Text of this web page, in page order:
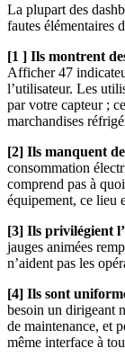
La plupart des
fautes élémentaires
[1 ] Ils montrent
Afficher 47
l’utilisateur. Les
par votre capteur ;
marchandises
[2] Ils manquent
consommation
comprend pas à
équipement, ce lieu
[3] Ils privilégient
jauges animées
n’aident pas les
[4] Ils sont
besoin un dirigeant
de maintenance, et
même interface à